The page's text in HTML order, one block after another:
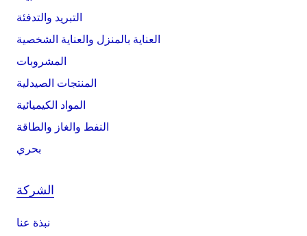
التبريد والتدفئة
العناية بالمنزل والعناية الشخصية
المشروبات
المنتجات الصيدلية
المواد الكيميائية
النفط والغاز والطاقة
بحري
الشركة
نبذة عنا